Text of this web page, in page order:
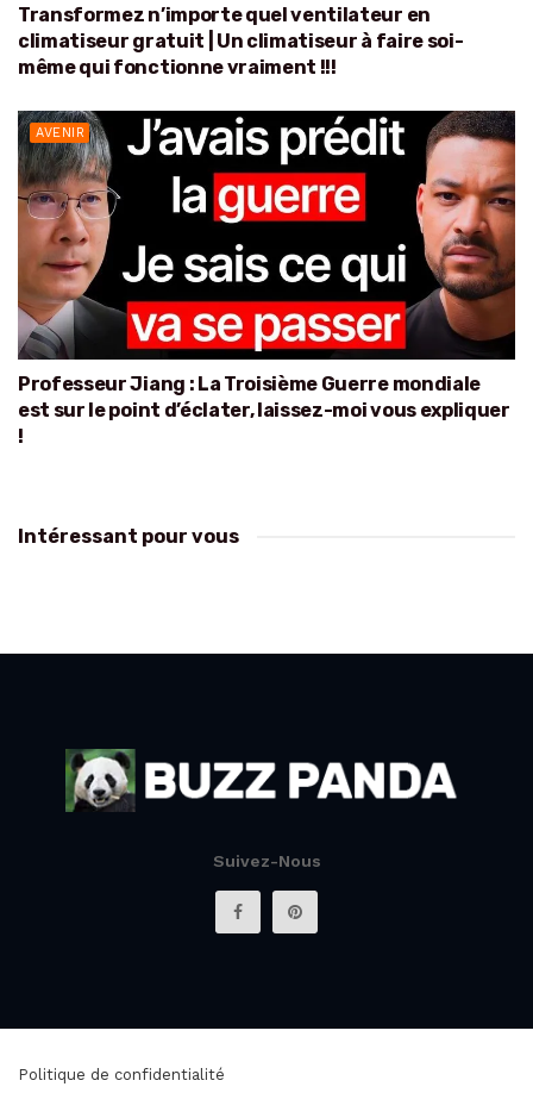
Transformez n’importe quel ventilateur en
climatiseur gratuit | Un climatiseur à faire soi-
même qui fonctionne vraiment !!!
AVENIR
Professeur Jiang : La Troisième Guerre mondiale
est sur le point d’éclater, laissez-moi vous expliquer
!
Intéressant pour vous
Suivez-Nous
Politique de confidentialité